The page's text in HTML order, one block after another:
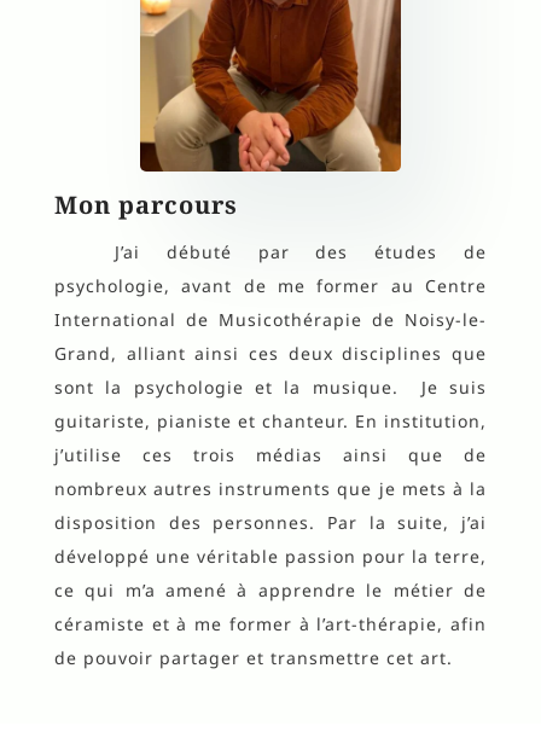
Mon parcours
J’ai débuté par des études de
psychologie, avant de me former au Centre
International de Musicothérapie de Noisy-le-
Grand, alliant ainsi ces deux disciplines que
sont la psychologie et la musique. Je suis
guitariste, pianiste et chanteur. En institution,
j’utilise ces trois médias ainsi que de
nombreux autres instruments que je mets à la
disposition des personnes. Par la suite, j’ai
développé une véritable passion pour la terre,
ce qui m’a amené à apprendre le métier de
céramiste et à me former à l’art-thérapie, afin
de pouvoir partager et transmettre cet art.